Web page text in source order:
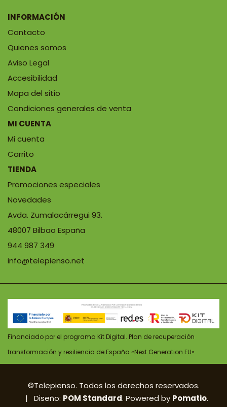
INFORMACIÓN
Contacto
Quienes somos
Aviso Legal
Accesibilidad
Mapa del sitio
Condiciones generales de venta
MI CUENTA
Mi cuenta
Carrito
TIENDA
Promociones especiales
Novedades
Avda. Zumalacárregui 93.
48007 Bilbao España
944 987 349
info@telepienso.net
Financiado por el programa Kit Digital. Plan de recuperación
transformación y resiliencia de España «Next Generation EU»
©Telepienso. Todos los derechos reservados.
| Diseño: POM Standard. Powered by Pomatio.